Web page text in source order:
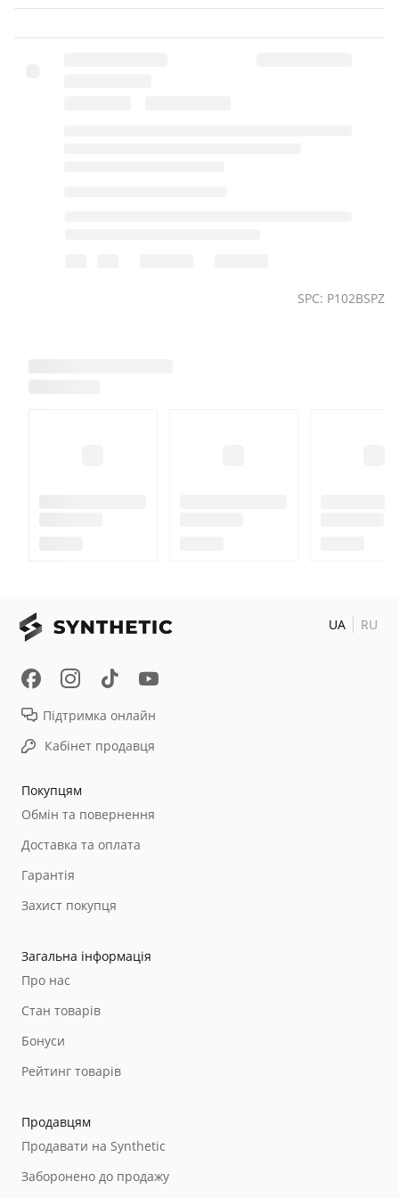
вдома та в закладах HoReCa.
SPC: P102BSPZ
Покупцям
Обмін та повернення
Доставка та оплата
Гарантія
Захист покупця
Загальна інформація
Про нас
Стан товарів
Бонуси
Рейтинг товарів
Продавцям
Продавати на Synthetic
Заборонено до продажу
Підтримка онлайн
Кабінет продавця
UA RU